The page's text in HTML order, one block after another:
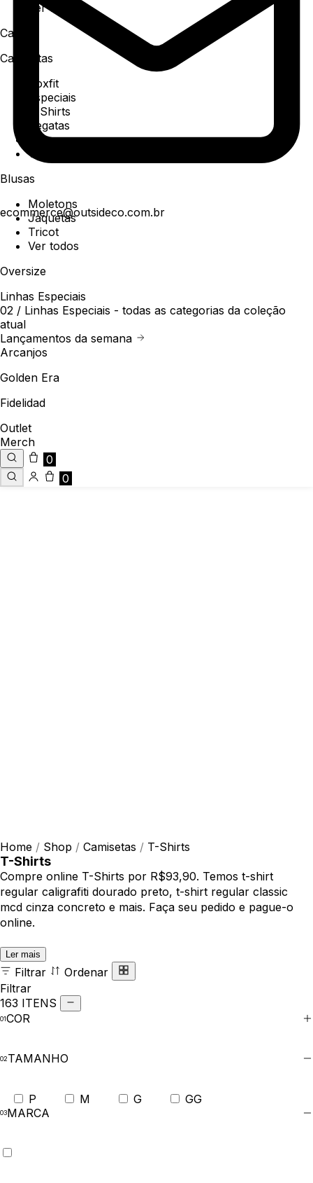
ecommerce@outsideco.com.br
Ver todos
Camisa
Camisetas
Boxfit
Especiais
T-Shirts
Regatas
Polo
Ver todos
Blusas
Moletons
Jaquetas
Tricot
Ver todos
Oversize
Linhas Especiais
02 / Linhas Especiais - todas as categorias da coleção
atual
Lançamentos da semana
Arcanjos
Golden Era
Fidelidad
Outlet
Merch
0
0
Home / Shop / Camisetas / T-Shirts
T-Shirts
Compre online T-Shirts por R$93,90. Temos t-shirt
regular caligrafiti dourado preto, t-shirt regular classic
mcd cinza concreto e mais. Faça seu pedido e pague-o
online.
Ler mais
Filtrar
Ordenar
Filtrar
163 ITENS
COR
TAMANHO
P M G
GG
MARCA